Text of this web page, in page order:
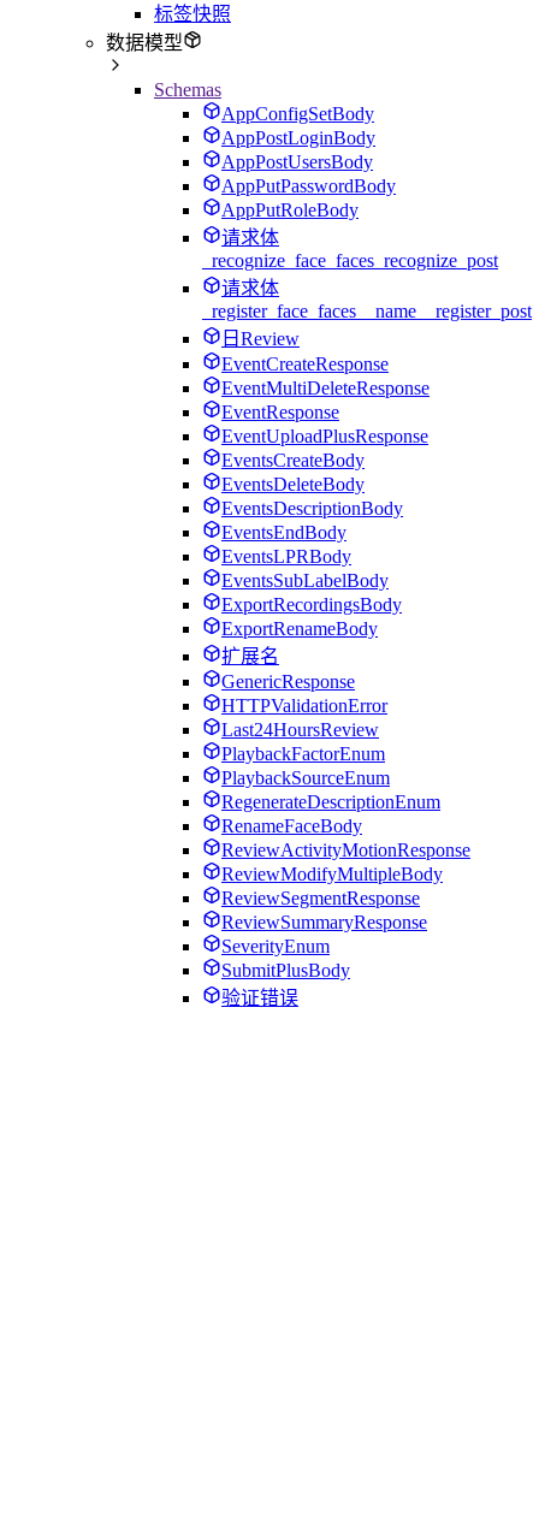
标签快照
数据模型
Schemas
AppConfigSetBody
AppPostLoginBody
AppPostUsersBody
AppPutPasswordBody
AppPutRoleBody
请求体
_recognize_face_faces_recognize_post
请求体
_register_face_faces__name__register_post
日Review
EventCreateResponse
EventMultiDeleteResponse
EventResponse
EventUploadPlusResponse
EventsCreateBody
EventsDeleteBody
EventsDescriptionBody
EventsEndBody
EventsLPRBody
EventsSubLabelBody
ExportRecordingsBody
ExportRenameBody
扩展名
GenericResponse
HTTPValidationError
Last24HoursReview
PlaybackFactorEnum
PlaybackSourceEnum
RegenerateDescriptionEnum
RenameFaceBody
ReviewActivityMotionResponse
ReviewModifyMultipleBody
ReviewSegmentResponse
ReviewSummaryResponse
SeverityEnum
SubmitPlusBody
验证错误